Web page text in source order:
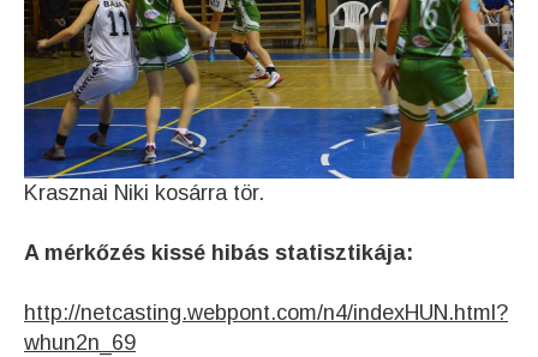
Krasznai Niki kosárra tör.
A mérkőzés kissé hibás statisztikája:
http://netcasting.webpont.com/n4/indexHUN.html?
whun2n_69